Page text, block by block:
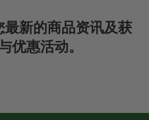
新的商品资讯及获
优惠活动。